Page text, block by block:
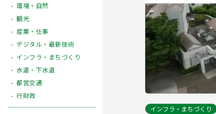
環境・自然
観光
産業・仕事
デジタル・最新技術
インフラ・まちづくり
水道・下水道
都営交通
行財政
インフラ・まちづくり